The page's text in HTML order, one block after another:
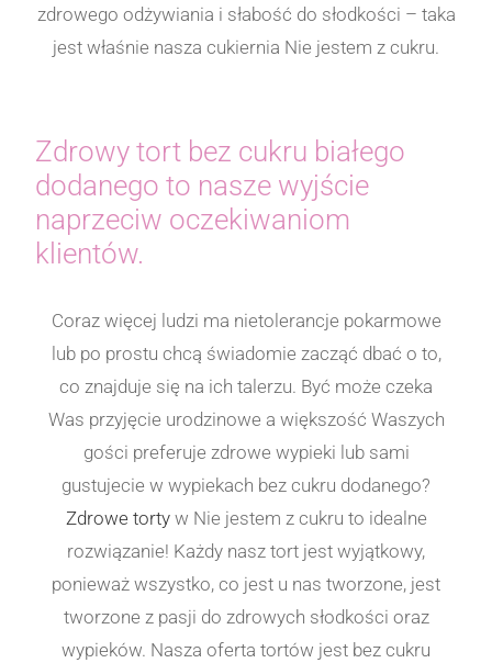
zdrowego odżywiania i słabość do słodkości – taka
jest właśnie nasza cukiernia Nie jestem z cukru.
Zdrowy tort bez cukru białego
dodanego to nasze wyjście
naprzeciw oczekiwaniom
klientów.
Coraz więcej ludzi ma nietolerancje pokarmowe
lub po prostu chcą świadomie zacząć dbać o to,
co znajduje się na ich talerzu. Być może czeka
Was przyjęcie urodzinowe a większość Waszych
gości preferuje zdrowe wypieki lub sami
gustujecie w wypiekach bez cukru dodanego?
Zdrowe tortyw Nie jestem z cukru to idealne
rozwiązanie! Każdy nasz tort jest wyjątkowy,
ponieważ wszystko, co jest u nas tworzone, jest
tworzone z pasji do zdrowych słodkości oraz
wypieków. Nasza oferta tortów jest bez cukru